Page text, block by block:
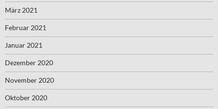
März 2021
Februar 2021
Januar 2021
Dezember 2020
November 2020
Oktober 2020